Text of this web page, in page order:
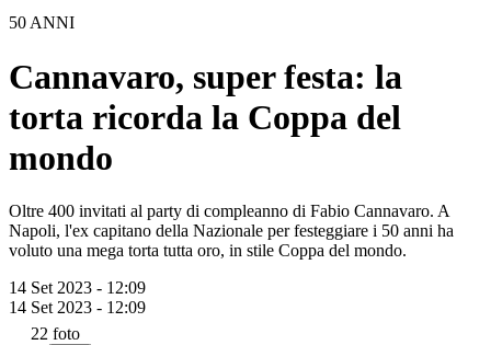
50 ANNI
Cannavaro, super festa: la
torta ricorda la Coppa del
mondo
Oltre 400 invitati al party di compleanno di Fabio Cannavaro. A
Napoli, l'ex capitano della Nazionale per festeggiare i 50 anni ha
voluto una mega torta tutta oro, in stile Coppa del mondo.
14 Set 2023 - 12:09
14 Set 2023 - 12:09
22 foto